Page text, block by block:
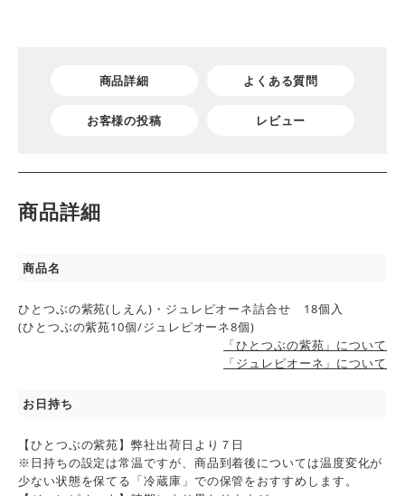
商品詳細 よくある質問
お客様の投稿 レビュー
商品詳細
商品名
ひとつぶの紫苑(しえん)・ジュレピオーネ詰合せ 18個入
(ひとつぶの紫苑10個/ジュレピオーネ8個)
「ひとつぶの紫苑」について
「ジュレピオーネ」について
お日持ち
【ひとつぶの紫苑】弊社出荷日より７日
※日持ちの設定は常温ですが、商品到着後については温度変化が
少ない状態を保てる「冷蔵庫」での保管をおすすめします。